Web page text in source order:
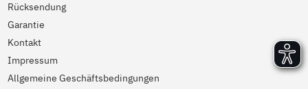
Rücksendung
Garantie
Kontakt
Impressum
Allgemeine Geschäftsbedingungen